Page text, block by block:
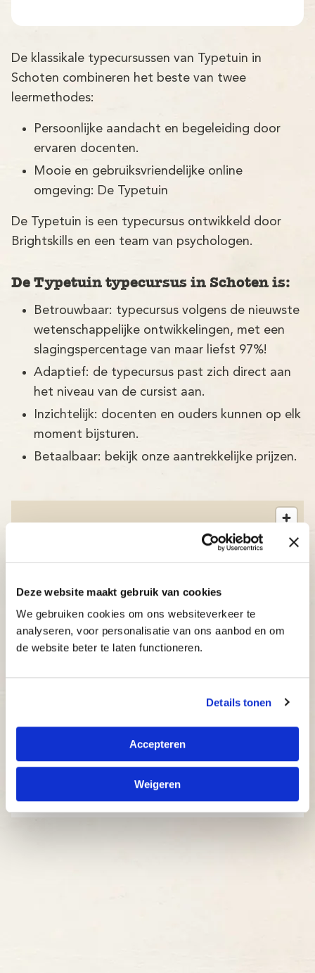
Deze website maakt gebruik van cookies
We gebruiken cookies om ons websiteverkeer te
analyseren, voor personalisatie van ons aanbod en om
de website beter te laten functioneren.
Details tonen
Accepteren
Weigeren
Demo
Aanmelden
De klassikale typecursussen van Typetuin in
Schoten combineren het beste van twee
leermethodes:
Persoonlijke aandacht en begeleiding door
ervaren docenten.
Mooie en gebruiksvriendelijke online
omgeving: De Typetuin
De Typetuin is een typecursus ontwikkeld door
Brightskills en een team van psychologen.
De Typetuin typecursus in Schoten is:
Betrouwbaar: typecursus volgens de nieuwste
wetenschappelijke ontwikkelingen, met een
slagingspercentage van maar liefst 97%!
Adaptief: de typecursus past zich direct aan
het niveau van de cursist aan.
Inzichtelijk: docenten en ouders kunnen op elk
moment bijsturen.
Betaalbaar: bekijk onze aantrekkelijke prijzen.